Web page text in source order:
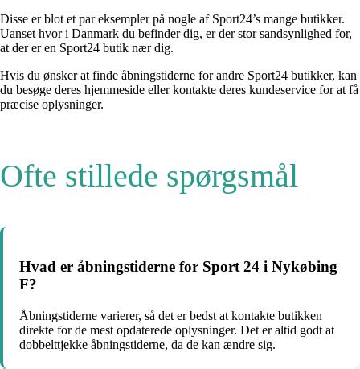
Disse er blot et par eksempler på nogle af Sport24’s mange butikker.
Uanset hvor i Danmark du befinder dig, er der stor sandsynlighed for,
at der er en Sport24 butik nær dig.
Hvis du ønsker at finde åbningstiderne for andre Sport24 butikker, kan
du besøge deres hjemmeside eller kontakte deres kundeservice for at få
præcise oplysninger.
Ofte stillede spørgsmål
Hvad er åbningstiderne for Sport 24 i Nykøbing
F?
Åbningstiderne varierer, så det er bedst at kontakte butikken
direkte for de mest opdaterede oplysninger. Det er altid godt at
dobbelttjekke åbningstiderne, da de kan ændre sig.